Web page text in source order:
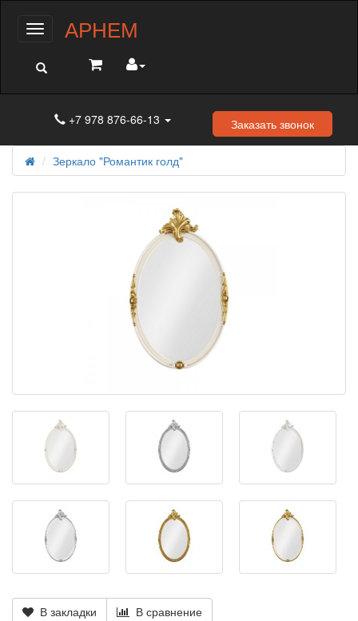
МенюАРНЕМ
+7 978 876-66-13 Заказать звонок
Зеркало "Романтик голд"
В закладки В сравнение